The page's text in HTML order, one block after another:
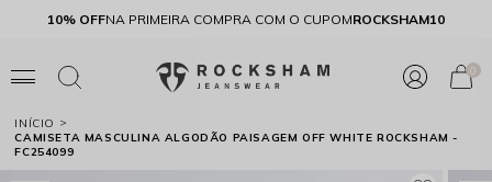
FRETE GRÁTISACIMA DE R$299,90 SUL E SUDESTE 10% OFF
0
INÍCIO
CAMISETA MASCULINA ALGODÃO PAISAGEM OFF WHITE ROCKSHAM -
FC254099